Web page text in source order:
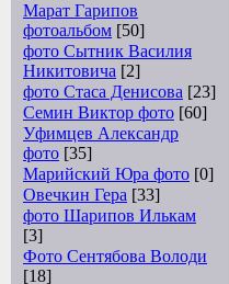
Марат Гарипов
фотоальбом [50]
фото Сытник Василия
Никитовича [2]
фото Стаса Денисова [23]
Семин Виктор фото [60]
Уфимцев Александр
фото [35]
Марийский Юра фото [0]
Овечкин Гера [33]
фото Шарипов Илькам
[3]
Фото Сентябова Володи
[18]